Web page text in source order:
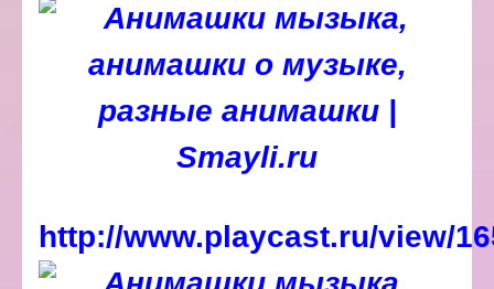
http://www.playcast.ru/view/